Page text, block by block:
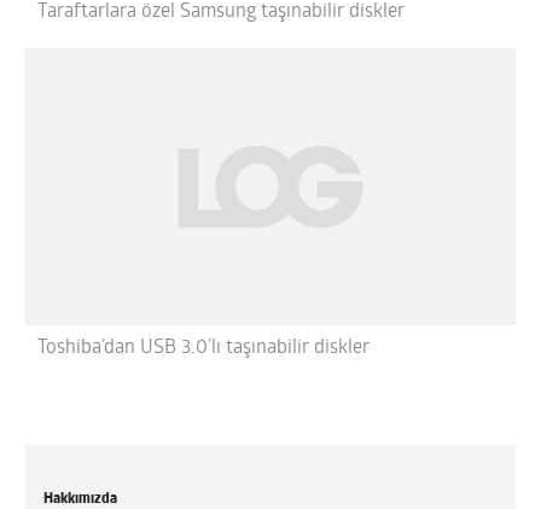
Taraftarlara özel Samsung taşınabilir diskler
Toshiba’dan USB 3.0’lı taşınabilir diskler
Hakkımızda